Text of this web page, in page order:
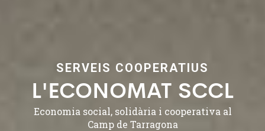
SERVEIS COOPERATIUS
L'ECONOMAT SCCL
Economia social, solidària i cooperativa al
Camp de Tarragona